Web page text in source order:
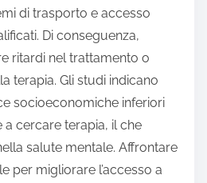
di trasporto e accesso
Di conseguenza,
ritardi nel trattamento o
terapia. Gli studi indicano
socioeconomiche inferiori
cercare terapia, il che
salute mentale. Affrontare
per migliorare l’accesso a